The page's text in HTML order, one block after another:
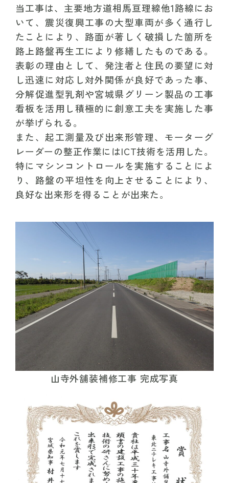
当工事は、主要地方道相馬亘理線他1路線にお
いて、震災復興工事の大型車両が多く通行し
たことにより、路面が著しく破損した箇所を
路上路盤再生工により修繕したものである。
表彰の理由として、発注者と住民の要望に対
し迅速に対応し対外関係が良好であった事、
分解促進型乳剤や宮城県グリーン製品の工事
看板を活用し積極的に創意工夫を実施した事
が挙げられる。
また、起工測量及び出来形管理、モーターグ
レーダーの整正作業にはICT技術を活用した。
特にマシンコントロールを実施することによ
り、路盤の平坦性を向上させることにより、
良好な出来形を得ることが出来た。
山寺外舗装補修工事 完成写真